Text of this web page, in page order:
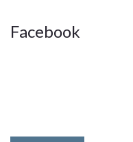
Facebook